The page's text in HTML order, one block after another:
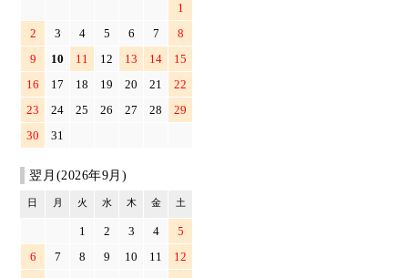
1
2
3 4 5 6 7
8
9
10 11 12 13 14
15
16
17 18 19 20 21
22
23
24 25 26 27 28
29
30
31
翌月(2026年9月)
日 月 火 水 木 金 土
1 2 3 4
5
6
7 8 9 10 11
12